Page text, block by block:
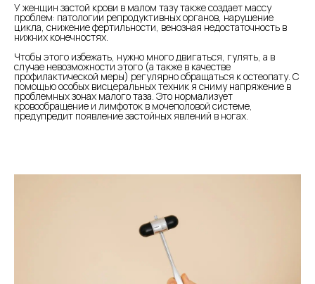
У женщин застой крови в малом тазу также создает массу
проблем: патологии репродуктивных органов, нарушение
цикла, снижение фертильности, венозная недостаточность в
нижних конечностях.
Чтобы этого избежать, нужно много двигаться, гулять, а в
случае невозможности этого (а также в качестве
профилактической меры) регулярно обращаться к остеопату. С
помощью особых висцеральных техник я сниму напряжение в
проблемных зонах малого таза. Это нормализует
кровообращение и лимфоток в мочеполовой системе,
предупредит появление застойных явлений в ногах.